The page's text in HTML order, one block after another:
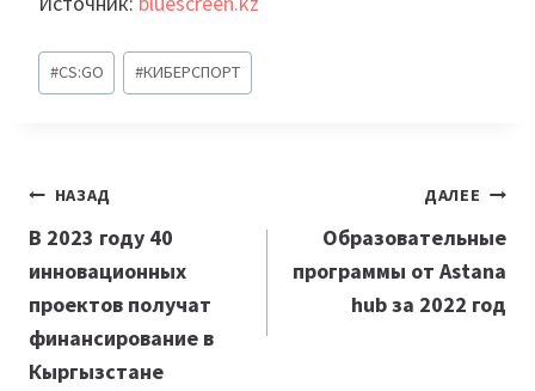
Метки
записи:
#CS:GO #КИБЕРСПОРТ
Навигация
по
записям
НАЗАД
В 2023 году 40
инновационных
проектов получат
финансирование в
Кыргызстане
ДАЛЕЕ
Образовательные
программы от Astana
hub за 2022 год